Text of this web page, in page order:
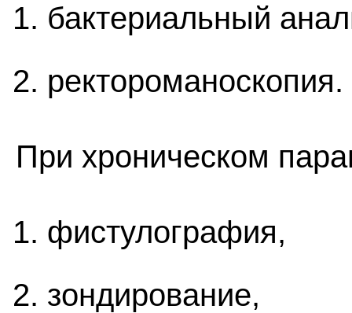
бактериальный
ректороманоскопия.
При хроническом
фистулография,
зондирование,